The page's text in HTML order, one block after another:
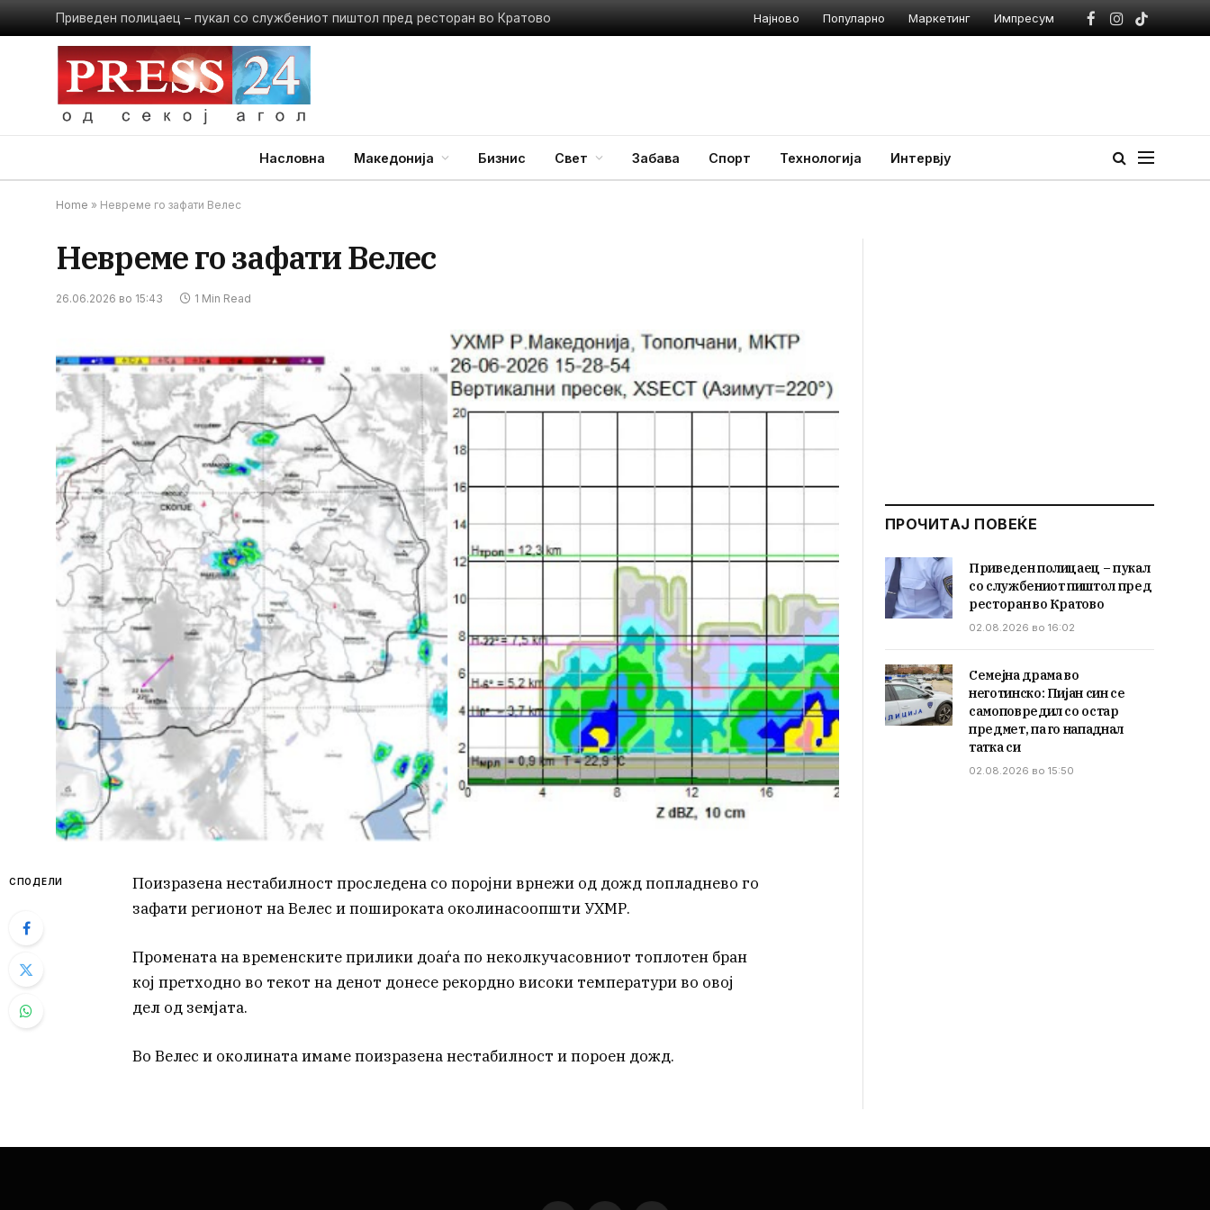
Приведен полицаец – пукал со службениот пиштол пред ресторан во Кратово Најново Популарно Маркетинг Импресум
Facebook
Instagram
TikTok
Насловна Македонија Бизнис Свет Забава Спорт Технологија Интервју
Home » Невреме го зафати Велес
Невреме го зафати Велес
26.06.2026 во 15:43 1 Min Read
СПОДЕЛИ
Поизразена нестабилност проследена со поројни врнежи од дожд попладнево го
зафати регионот на Велес и пошироката околинасоопшти УХМР.
Промената на временските прилики доаѓа по неколкучасовниот топлотен бран
кој претходно во текот на денот донесе рекордно високи температури во овој
дел од земјата.
Во Велес и околината имаме поизразена нестабилност и пороен дожд.
ПРОЧИТАЈ ПОВЕЌЕ
Приведен полицаец – пукал
со службениот пиштол пред
ресторан во Кратово
02.08.2026 во 16:02
Семејна драма во
неготинско: Пијан син се
самоповредил со остар
предмет, па го нападнал
татка си
02.08.2026 во 15:50